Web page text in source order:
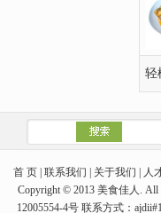
首 页 | 联系我们 | 关于我们 | 人
Copyright © 2013 美食佳人.
如您发现本站有侵犯你版权的作
时